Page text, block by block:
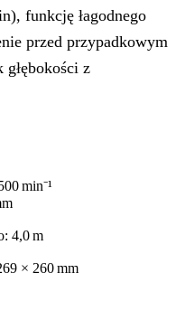
funkcję łagodnego
przed przypadkowym
z
min⁻¹
4,0 m
× 260 mm